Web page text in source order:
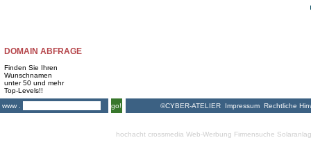
DOMAIN ABFRAGE
Finden Sie Ihren
Wunschnamen
unter 50 und mehr
Top-Levels!!
www .
go! ©CYBER-ATELIER Impressum Rechtliche
hochacht crossmedia Web-Werbung Firmensuche